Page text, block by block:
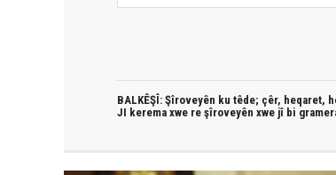
BALKÊŞÎ: Şîroveyên ku têde; çêr, heqaret,
JI kerema xwe re şîroveyên xwe jî bi